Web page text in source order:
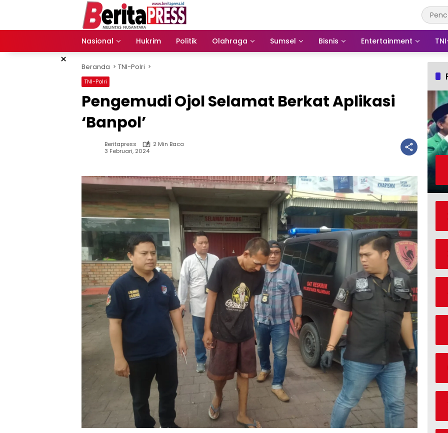
Nasional
Hukrim Politik Olahraga Sumsel Bisnis Entertainment
× Beranda TNI-Polri
TNI-Polri
Pengemudi Ojol Selamat Berkat Aplikasi
‘Banpol’
Beritapress
2 Min Baca
3 Februari, 2024